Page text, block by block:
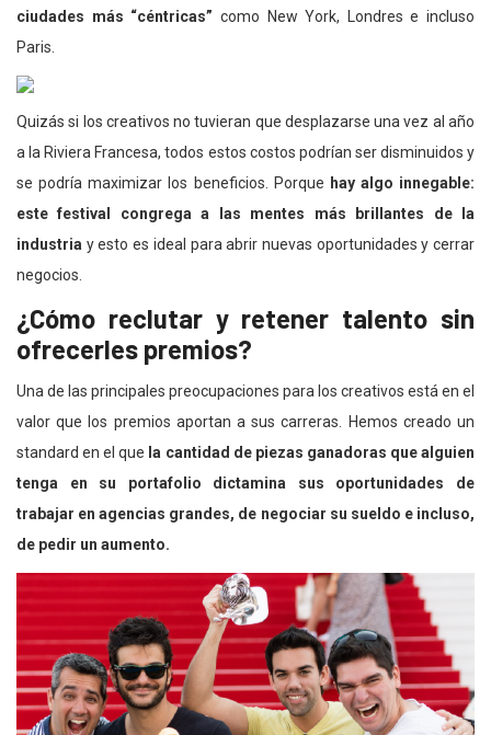
ciudades más “céntricas” como New York, Londres e incluso
Paris.
Quizás si los creativos no tuvieran que desplazarse una vez al año
a la Riviera Francesa, todos estos costos podrían ser disminuidos y
se podría maximizar los beneficios. Porque hay algo innegable:
este festival congrega a las mentes más brillantes de la
industria y esto es ideal para abrir nuevas oportunidades y cerrar
negocios.
¿Cómo reclutar y retener talento sin
ofrecerles premios?
Una de las principales preocupaciones para los creativos está en el
valor que los premios aportan a sus carreras. Hemos creado un
standard en el que la cantidad de piezas ganadoras que alguien
tenga en su portafolio dictamina sus oportunidades de
trabajar en agencias grandes, de negociar su sueldo e incluso,
de pedir un aumento.